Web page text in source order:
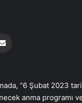
“6 Şubat 2023
anma programı